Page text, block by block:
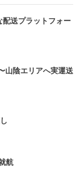
送プラットフォー
山陰エリアへ実運送
航